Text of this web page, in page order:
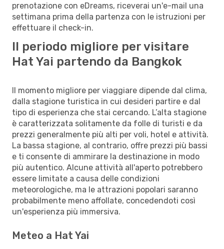
prenotazione con eDreams, riceverai un'e-mail una
settimana prima della partenza con le istruzioni per
effettuare il check-in.
Il periodo migliore per visitare
Hat Yai partendo da Bangkok
Il momento migliore per viaggiare dipende dal clima,
dalla stagione turistica in cui desideri partire e dal
tipo di esperienza che stai cercando. L’alta stagione
è caratterizzata solitamente da folle di turisti e da
prezzi generalmente più alti per voli, hotel e attività.
La bassa stagione, al contrario, offre prezzi più bassi
e ti consente di ammirare la destinazione in modo
più autentico. Alcune attività all'aperto potrebbero
essere limitate a causa delle condizioni
meteorologiche, ma le attrazioni popolari saranno
probabilmente meno affollate, concedendoti così
un'esperienza più immersiva.
Meteo a Hat Yai